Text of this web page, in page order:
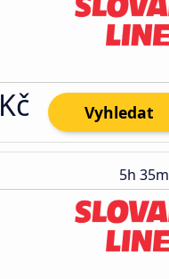
Vyhledat
5h 35m